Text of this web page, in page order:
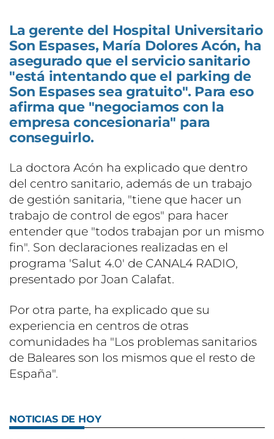
La gerente del Hospital Universitario
Son Espases, María Dolores Acón, ha
asegurado que el servicio sanitario
"está intentando que el parking de
Son Espases sea gratuito". Para eso
afirma que "negociamos con la
empresa concesionaria" para
conseguirlo.
La doctora Acón ha explicado que dentro
del centro sanitario, además de un trabajo
de gestión sanitaria, "tiene que hacer un
trabajo de control de egos" para hacer
entender que "todos trabajan por un mismo
fin". Son declaraciones realizadas en el
programa 'Salut 4.0' de CANAL4 RADIO,
presentado por Joan Calafat.
Por otra parte, ha explicado que su
experiencia en centros de otras
comunidades ha "Los problemas sanitarios
de Baleares son los mismos que el resto de
España".
NOTICIAS DE HOY